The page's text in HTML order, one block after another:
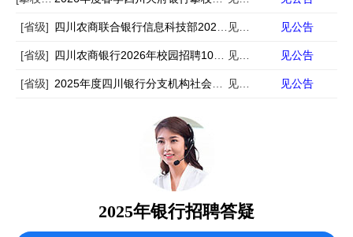
[省级] 四川农商联合银行信息科技部2026年校园招聘公告 见公告 见公告
[省级] 四川农商银行2026年校园招聘1065名公告 见公告 见公告
[省级] 2025年度四川银行分支机构社会招聘公告 见公告 见公告
2025年银行招聘答疑